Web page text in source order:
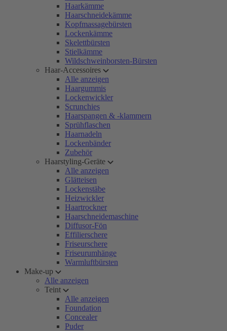
Haarkämme
Haarschneidekämme
Kopfmassagebürsten
Lockenkämme
Skelettbürsten
Stielkämme
Wildschweinborsten-Bürsten
Haar-Accessoires
Alle anzeigen
Haargummis
Lockenwickler
Scrunchies
Haarspangen & -klammern
Sprühflaschen
Haarnadeln
Lockenbänder
Zubehör
Haarstyling-Geräte
Alle anzeigen
Glätteisen
Lockenstäbe
Heizwickler
Haartrockner
Haarschneidemaschine
Diffusor-Fön
Effilierschere
Friseurschere
Friseurumhänge
Warmluftbürsten
Make-up
Alle anzeigen
Teint
Alle anzeigen
Foundation
Concealer
Puder